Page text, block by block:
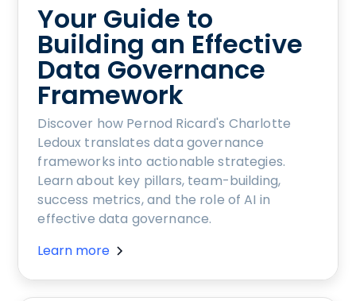
Your Guide to
Building an Effective
Data Governance
Framework
Discover how Pernod Ricard's Charlotte
Ledoux translates data governance
frameworks into actionable strategies.
Learn about key pillars, team-building,
success metrics, and the role of AI in
effective data governance.
Learn more